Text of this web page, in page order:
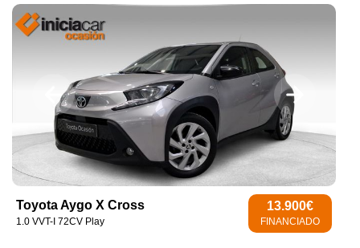
Toyota Aygo X Cross
1.0 VVT-I 72CV Play
13.900€
FINANCIADO